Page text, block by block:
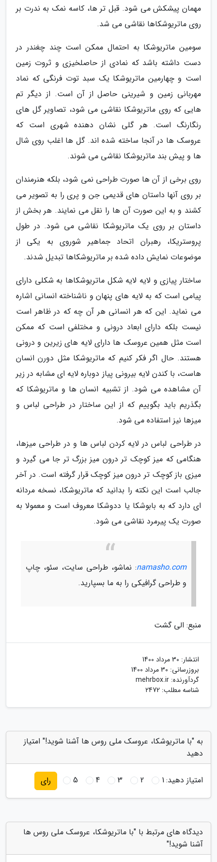
مهمان پیشکش می شود. قبل تر ها، کاسه نمک به ندرت بر
روی ماتریوشکاها نقاشی می شد.
سومین ماتریوشکا به احتمال ممکن است چند چغندر در
دست داشته باشد که نمادی از حاصلخیزی و ثروت زمین
است و چهارمین ماتریوشکا یک سبد توت فرنگی که نماد
مهربانی زمین و شیرینی حاصل از آن است. از دیگر تم
هایی که روی ماتریوشکا نقاشی می شود، تصاویر گل های
رنگارنگ است. هر گلی نشان دهنده شهری است که
عروسک ها در آنجا ساخته شده اند. گل ها اغلب روی شال
ها و پیش بند ماتریوشکا نقاشی می شوند.
روی برخی از آن ها صورت طراحی نمی شود، بلکه هنرمندان
بر روی آنها داستان های قدیمی جن و پری را به تصویر می
کشند و به این صورت آن ها را نقل می نمایند. هر بخش از
داستان بر روی یک ماتریوشکا نقاشی می شود. در طول
پروستریکا، رهبران اتحاد جماهیر شوروی به یکی از
موضوعات نمایش داده شده بر ماتریوشکاها تبدیل شدند.
ساختار پیازی و لایه لایه شکل ماتریوشکاها به شکلی دارای
پیامی است که به لایه های پنهان و ناشناخته انسانی اشاره
می نماید. این که هر انسانی هر آن چه که در ظاهر است
نیست بلکه دارای ابعاد درونی و مختلفی است که ممکن
است مثل همین عروسک ها دارای لایه های زیرین و درونی
هستند. حال اگر فکر کنیم که ماتریوشکا مثل دورن انسان
هاست، با کندن لایه بیرونی پیاز دوباره لایه ای مشابه در زیر
آن مشاهده می شود. از تشبیه انسان ها و ماتریوشکا که
بگذریم باید بگوییم که از این ساختار در طراحی لباس و
میزها نیز استفاده می شود.
در طراحی لباس در لایه کردن لباس ها و در طراحی میزها،
هنگامی که میز کوچک تر درون میز بزرگ تر جا می گیرد و
میزی باز کوچک تر درون میز کوچک قرار گرفته است. در آخر
جالب است این نکته را بدانید که ماتریوشکا، نسخه مردانه
ای دارد که به بابوشکا یا ددوشکا معروف است و معمولا به
صورت یک پیرمرد نقاشی می شود.
namasho.com: نماشو، طراحی سایت، سئو، چاپ
و طراحی گرافیکی را به ما بسپارید.
منبع: الی گشت
انتشار: 30 مرداد 1400
بروزرسانی: 30 مرداد 1400
گردآورنده: mehrbox.ir
شناسه مطلب: 2472
به "با ماتریوشکا، عروسک ملی روس ها آشنا شوید!" امتیاز
دهید
امتیاز دهید:1
2
3
4
5 رای
دیدگاه های مرتبط با "با ماتریوشکا، عروسک ملی روس ها
آشنا شوید!"